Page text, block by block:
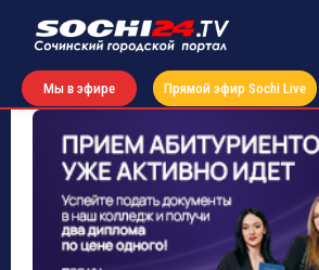
Мы в эфире Прямой эфир Sochi Live